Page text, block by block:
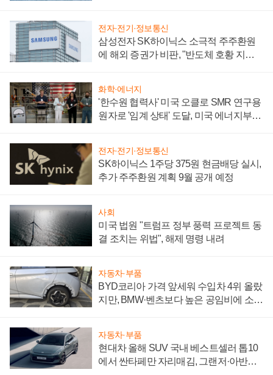
전자·전기·정보통신
삼성전자 SK하이닉스 소극적 주주환원
에 해외 증권가 비판, "반도체 호황 지속
화학·에너지
'한수원 협력사' 미국 오클로 SMR 연구용
원자로 '임계 상태' 도달, 미국 에너지부
전자·전기·정보통신
SK하이닉스 1주당 375원 현금배당 실시,
추가 주주환원 계획 9월 공개 예정
사회
미국 법원 "트럼프 정부 풍력 프로젝트 동
결 조치는 위법", 해제 명령 내려
자동차·부품
BYD코리아 가격 앞세워 수입차 4위 올랐
지만, BMW·벤츠보다 높은 공임비에 소비
자동차·부품
현대차 올해 SUV 국내 베스트셀러 톱10
에서 싼타페만 자리매김, 그랜저·아반떼